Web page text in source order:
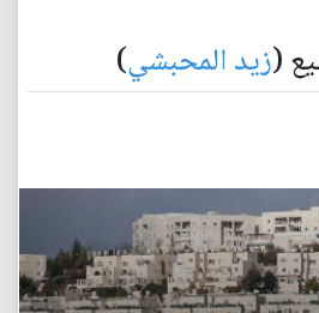
(زيد المحبشي)